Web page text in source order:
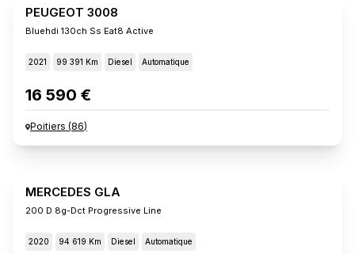
PEUGEOT 3008
Bluehdi 130ch Ss Eat8 Active
2021 99 391 Km Diesel Automatique
16 590 €
Poitiers (86)
MERCEDES GLA
200 D 8g-Dct Progressive Line
2020 94 619 Km Diesel Automatique